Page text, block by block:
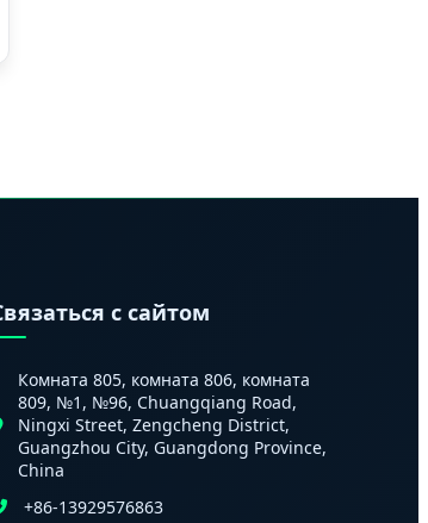
с сайтом
Комната 805, комната 806, комната
809, №1, №96, Chuangqiang Road,
Ningxi Street, Zengcheng District,
Guangzhou City, Guangdong Province,
China
+86-13929576863